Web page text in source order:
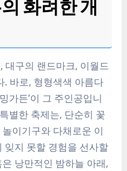
화려한 개
대구의 랜드마크, 이월드
. 바로, 형형색색 아름다
가든’이 그 주인공입니
별한 축제는, 단순히 꽃
이기구와 다채로운 이
잊지 못할 경험을 선사할
낭만적인 밤하늘 아래,